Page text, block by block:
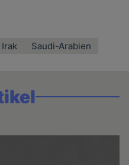
Irak Saudi-Arabien